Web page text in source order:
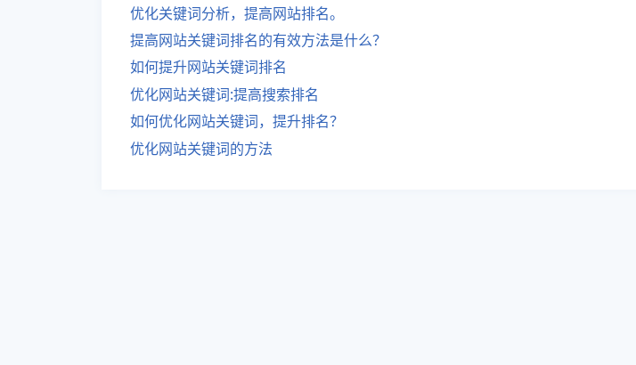
优化关键词分析，提高网站排名。
提高网站关键词排名的有效方法是什么？
如何提升网站关键词排名
优化网站关键词:提高搜索排名
如何优化网站关键词，提升排名？
优化网站关键词的方法